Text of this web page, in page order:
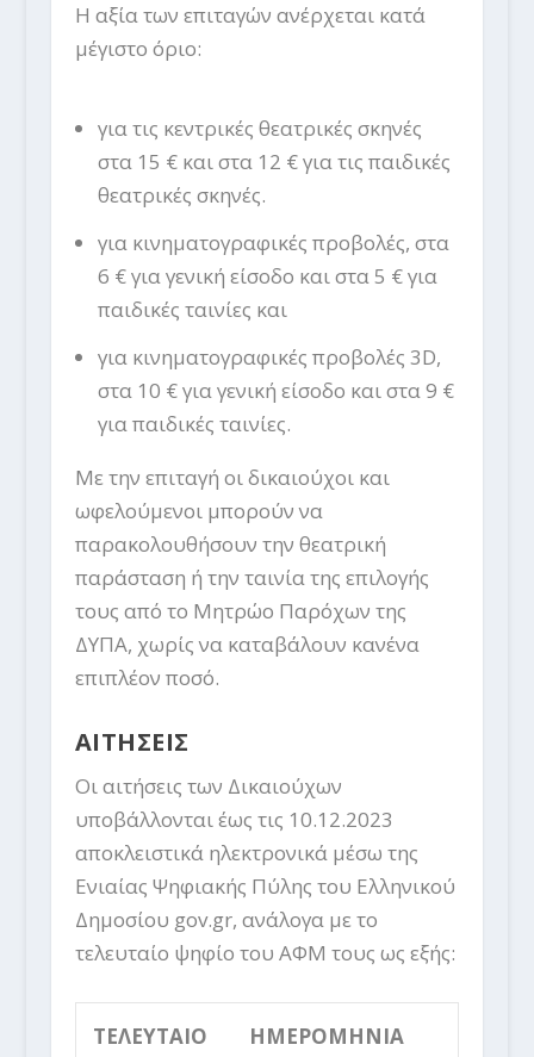
Η αξία των επιταγών ανέρχεται κατά
μέγιστο όριο:
για τις κεντρικές θεατρικές σκηνές
στα 15 € και στα 12 € για τις παιδικές
θεατρικές σκηνές.
για κινηματογραφικές προβολές, στα
6 € για γενική είσοδο και στα 5 € για
παιδικές ταινίες και
για κινηματογραφικές προβολές 3D,
στα 10 € για γενική είσοδο και στα 9 €
για παιδικές ταινίες.
Με την επιταγή οι δικαιούχοι και
ωφελούμενοι μπορούν να
παρακολουθήσουν την θεατρική
παράσταση ή την ταινία της επιλογής
τους από το Μητρώο Παρόχων της
ΔΥΠΑ, χωρίς να καταβάλουν κανένα
επιπλέον ποσό.
ΑΙΤΗΣΕΙΣ
Οι αιτήσεις των Δικαιούχων
υποβάλλονται έως τις 10.12.2023
αποκλειστικά ηλεκτρονικά μέσω της
Ενιαίας Ψηφιακής Πύλης του Ελληνικού
Δημοσίου gov.gr, ανάλογα με το
τελευταίο ψηφίο του ΑΦΜ τους ως εξής:
ΤΕΛΕΥΤΑΙΟ
ΗΜΕΡΟΜΗΝΙΑ